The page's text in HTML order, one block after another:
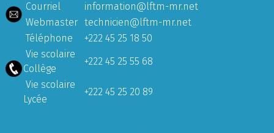
Courriel
information@lftm-mr.net
Webmaster technicien@lftm-mr.net
Téléphone
+222 45 25 18 50
Vie scolaire
Collège
+222 45 25 55 68
Vie scolaire
Lycée
+222 45 25 20 89